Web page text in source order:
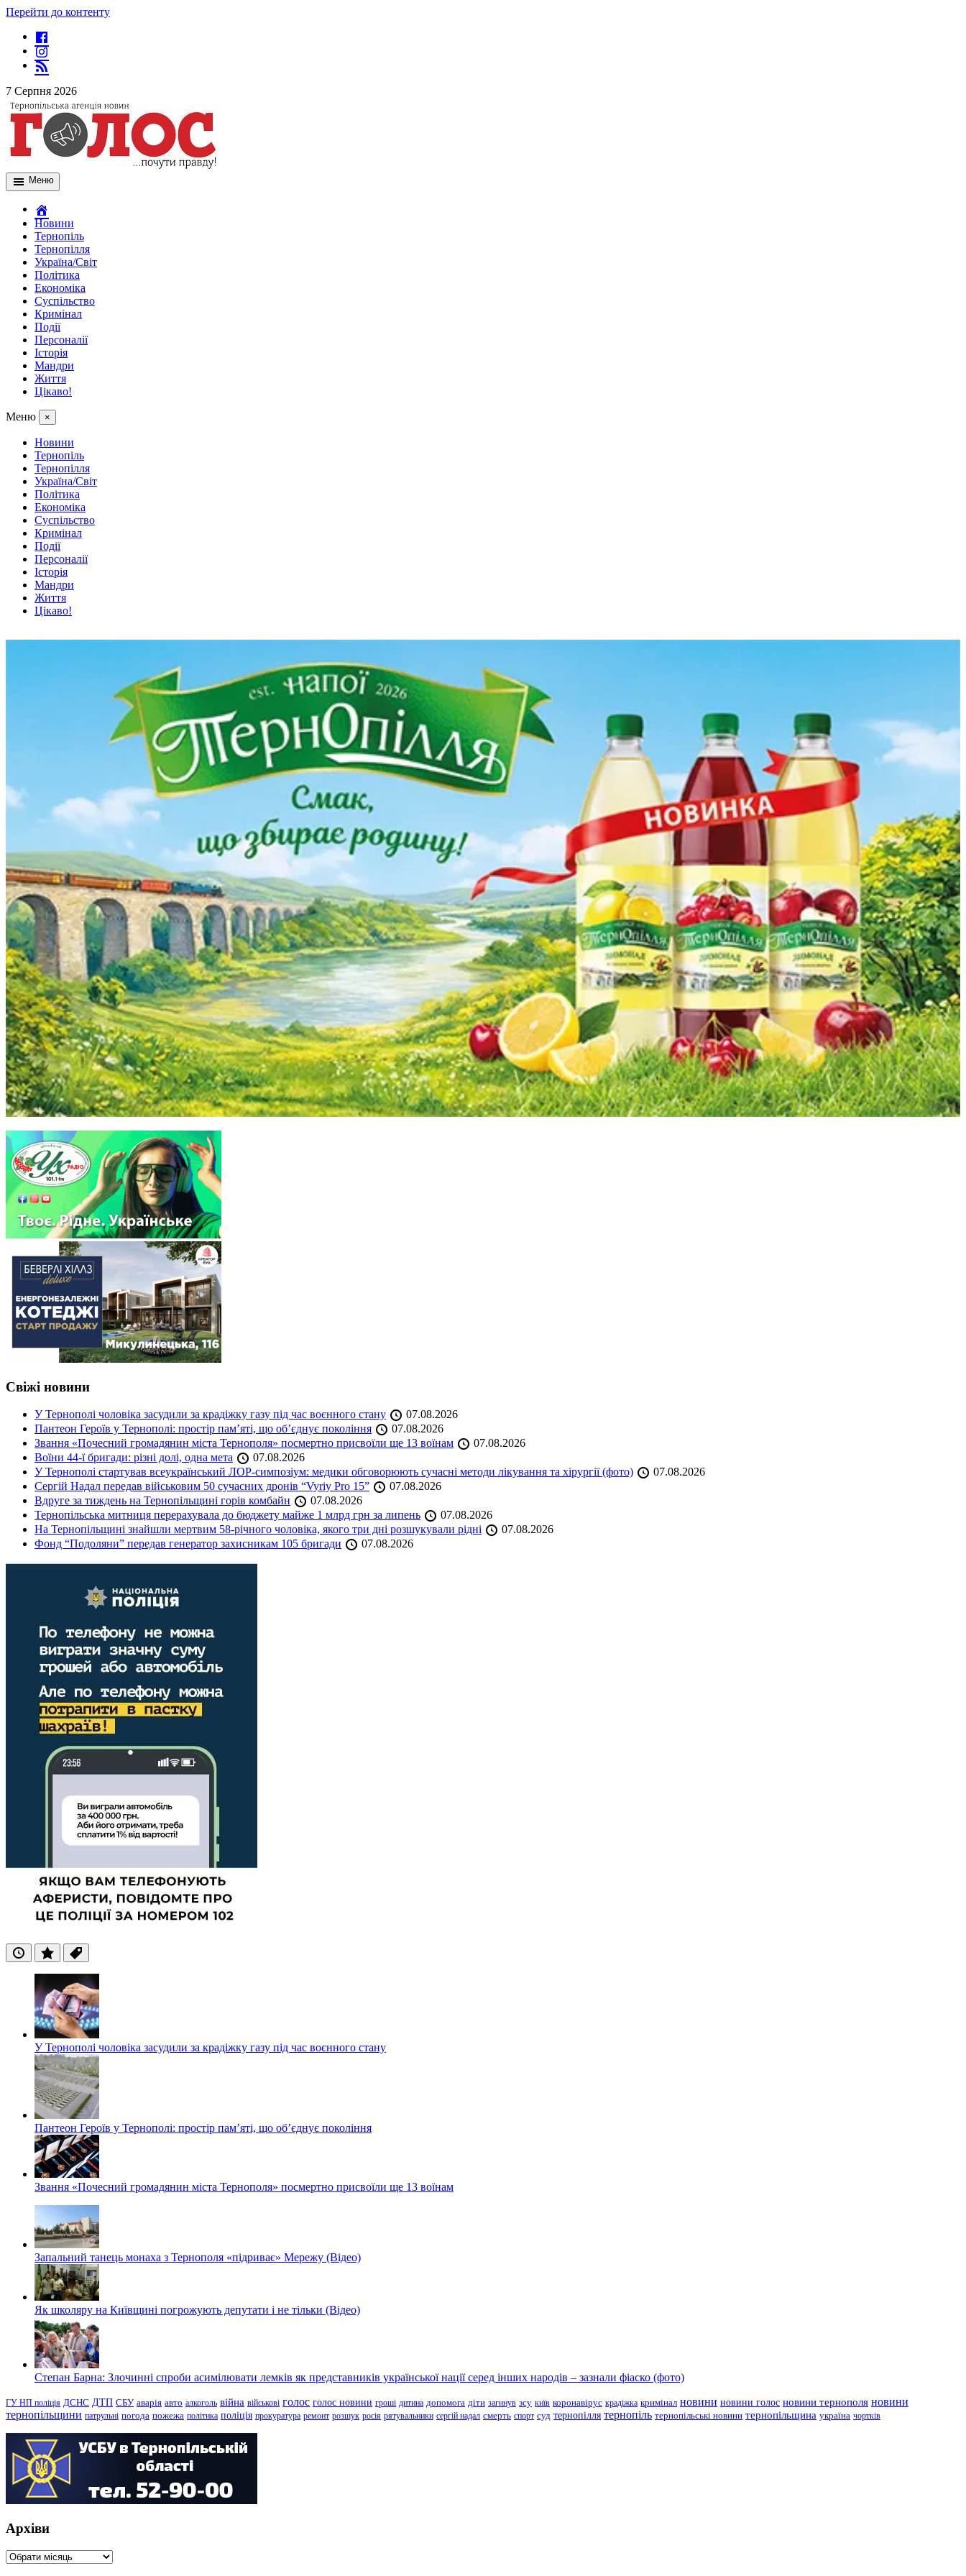
Перейти до контенту
7 Серпня 2026
Меню
Новини
Тернопіль
Тернопілля
Україна/Світ
Політика
Економіка
Суспільство
Кримінал
Події
Персоналії
Історія
Мандри
Життя
Цікаво!
Меню ×
Новини
Тернопіль
Тернопілля
Україна/Світ
Політика
Економіка
Суспільство
Кримінал
Події
Персоналії
Історія
Мандри
Життя
Цікаво!
Свіжі новини
У Тернополі чоловіка засудили за крадіжку газу під час воєнного стану
07.08.2026
Пантеон Героїв у Тернополі: простір пам’яті, що об’єднує покоління
07.08.2026
Звання «Почесний громадянин міста Тернополя» посмертно присвоїли ще 13 воїнам
07.08.2026
Воїни 44-ї бригади: різні долі, одна мета
07.08.2026
У Тернополі стартував всеукраїнський ЛОР-симпозіум: медики обговорюють сучасні методи лікування та хірургії (фото)
07.08.2026
Сергій Надал передав військовим 50 сучасних дронів “Vyriy Pro 15”
07.08.2026
Вдруге за тиждень на Тернопільщині горів комбайн
07.08.2026
Тернопільська митниця перерахувала до бюджету майже 1 млрд грн за липень
07.08.2026
На Тернопільщині знайшли мертвим 58-річного чоловіка, якого три дні розшукували рідні
07.08.2026
Фонд “Подоляни” передав генератор захисникам 105 бригади
07.08.2026
ОстанніПопулярні
Теги
У Тернополі чоловіка засудили за крадіжку газу під час воєнного стану
Пантеон Героїв у Тернополі: простір пам’яті, що об’єднує покоління
Звання «Почесний громадянин міста Тернополя» посмертно присвоїли ще 13 воїнам
Запальний танець монаха з Тернополя «підриває» Мережу (Відео)
Як школяру на Київщині погрожують депутати і не тільки (Відео)
Степан Барна: Злочинні спроби асимілювати лемків як представників української нації серед інших народів – зазнали фіаско (фото)
ГУ НП поліція ДСНС ДТП СБУ аварія авто алкоголь війна військові голос голос новини гроші дитина допомога діти загинув зсу київ коронавірус крадіжка кримінал новини новини голос новини тернополя новини
тернопільщини патрульні погода пожежа політика поліція прокуратура ремонт розшук росія рятувальники сергій надал смерть спорт суд тернопілля тернопіль тернопільські новини тернопільщина україна чортків
Архіви
Архіви